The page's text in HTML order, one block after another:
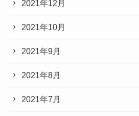
2021年12月
2021年10月
2021年9月
2021年8月
2021年7月